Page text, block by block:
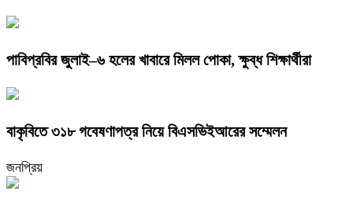
পাবিপ্রবির জুলাই–৬ হলের খাবারে মিলল পোকা, ক্ষুব্ধ শিক্ষার্থীরা
বাকৃবিতে ৩১৮ গবেষণাপত্র নিয়ে বিএসভিইআরের সম্মেলন
জনপ্রিয়